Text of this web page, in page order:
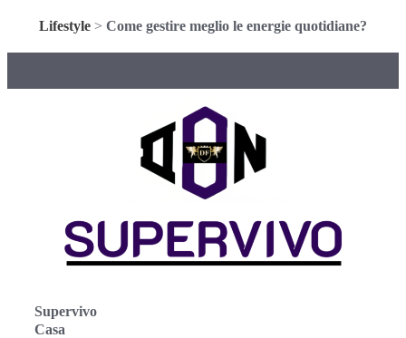
Lifestyle > Come gestire meglio le energie quotidiane?
Supervivo
Casa